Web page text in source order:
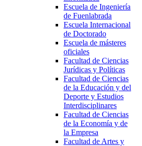
Escuela de Ingeniería
de Fuenlabrada
Escuela Internacional
de Doctorado
Escuela de másteres
oficiales
Facultad de Ciencias
Jurídicas y Políticas
Facultad de Ciencias
de la Educación y del
Deporte y Estudios
Interdisciplinares
Facultad de Ciencias
de la Economía y de
la Empresa
Facultad de Artes y